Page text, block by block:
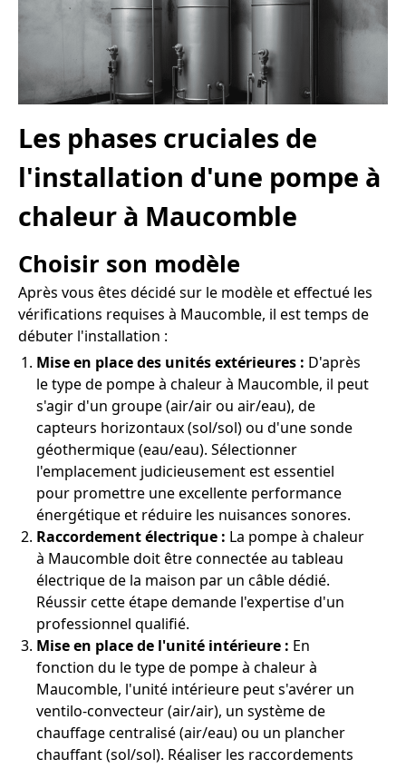
Les phases cruciales de
l'installation d'une pompe à
chaleur à Maucomble
Choisir son modèle
Après vous êtes décidé sur le modèle et effectué les
vérifications requises à Maucomble, il est temps de
débuter l'installation :
Mise en place des unités extérieures : D'après
le type de pompe à chaleur à Maucomble, il peut
s'agir d'un groupe (air/air ou air/eau), de
capteurs horizontaux (sol/sol) ou d'une sonde
géothermique (eau/eau). Sélectionner
l'emplacement judicieusement est essentiel
pour promettre une excellente performance
énergétique et réduire les nuisances sonores.
Raccordement électrique : La pompe à chaleur
à Maucomble doit être connectée au tableau
électrique de la maison par un câble dédié.
Réussir cette étape demande l'expertise d'un
professionnel qualifié.
Mise en place de l'unité intérieure : En
fonction du le type de pompe à chaleur à
Maucomble, l'unité intérieure peut s'avérer un
ventilo-convecteur (air/air), un système de
chauffage centralisé (air/eau) ou un plancher
chauffant (sol/sol). Réaliser les raccordements